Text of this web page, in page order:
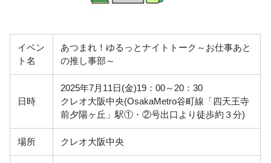
イベン
ト名
あつまれ！ゆるっとナイトトーク～お仕事あと
の推し事部～
日時
2025年7月11日(金)19：00～20：30
クレオ大阪中央(OsakaMetro谷町線「四天王寺
前夕陽ヶ丘」駅①・②号出口より徒歩約３分)
場所 クレオ大阪中央